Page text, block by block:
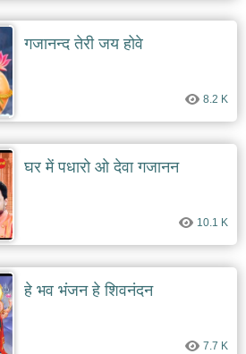
गजानन्द तेरी जय होवे
8.2 K
घर में पधारो ओ देवा गजानन
10.1 K
हे भव भंजन हे शिवनंदन
7.7 K